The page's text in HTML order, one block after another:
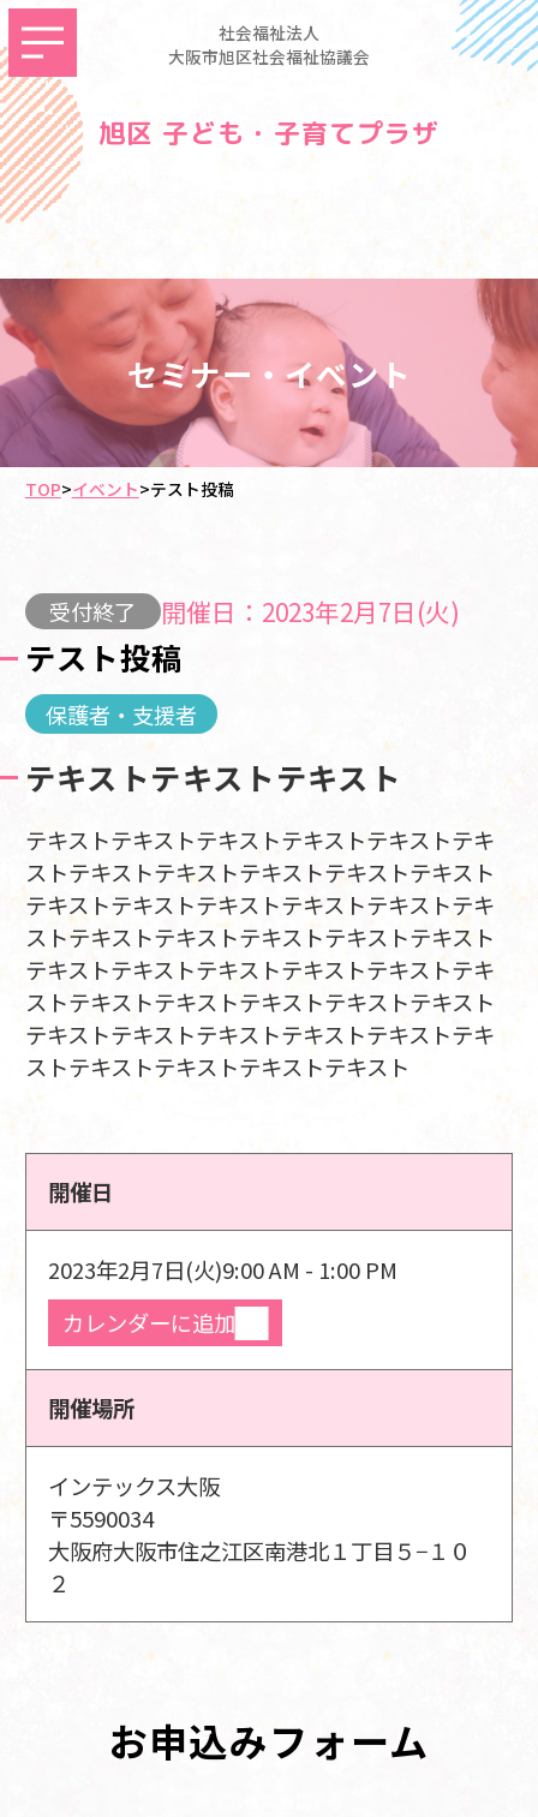
社会福祉法人
大阪市旭区社会福祉協議会
旭区 子ども・子育てプラザ
セミナー・イベント
TOP>イベント>テスト投稿
受付終了 開催日：2023年2月7日(火)
テスト投稿
保護者・支援者
テキストテキストテキスト
テキストテキストテキストテキストテキストテキ
ストテキストテキストテキストテキストテキスト
テキストテキストテキストテキストテキストテキ
ストテキストテキストテキストテキストテキスト
テキストテキストテキストテキストテキストテキ
ストテキストテキストテキストテキストテキスト
テキストテキストテキストテキストテキストテキ
ストテキストテキストテキストテキスト
開催日
2023年2月7日(火)9:00 AM - 1:00 PM
カレンダーに追加
開催場所
インテックス大阪
〒5590034
大阪府大阪市住之江区南港北１丁目５−１０
２
お申込みフォーム